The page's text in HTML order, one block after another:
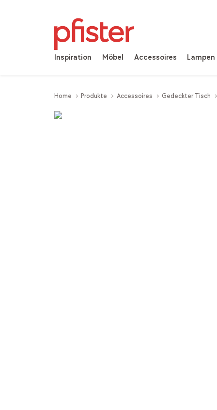
Inspiration Möbel Accessoires Lampen
Home Produkte Accessoires Gedeckter Tisch